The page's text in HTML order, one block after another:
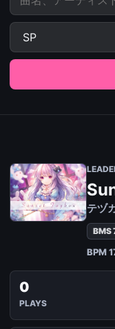
テヅ
BMS
BPM
0
PLAYS